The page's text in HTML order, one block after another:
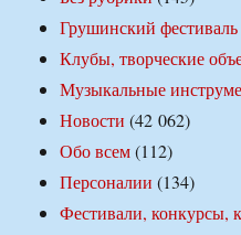
Грушинский фестиваль
Клубы, творческие
Музыкальные
Новости (42 062)
Обо всем(112)
Персоналии (134)
Фестивали, конкурсы,